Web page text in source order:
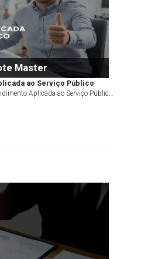
Master
ao Serviço Público
Aplicada ao Serviço Público
em...